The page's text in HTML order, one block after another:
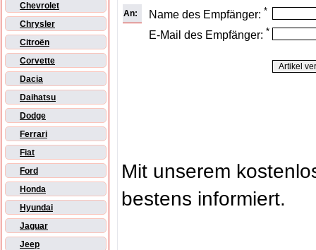
Chevrolet
Chrysler
Citroën
Corvette
Dacia
Daihatsu
Dodge
Ferrari
Fiat
Ford
Honda
Hyundai
Jaguar
Jeep
An: Name des Empfänger: *
E-Mail des Empfänger: *
Mit unserem
bestens informiert.